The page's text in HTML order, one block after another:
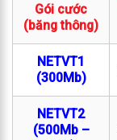
Gói cước
(băng thông)
NETVT1
(300Mb)
NETVT2
(500Mb –